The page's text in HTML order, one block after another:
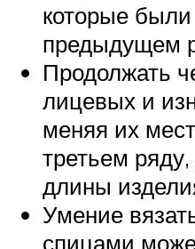
которые
предыдущем
Продолжать
лицевых и
меняя их
третьем
длины
Умение
спицами